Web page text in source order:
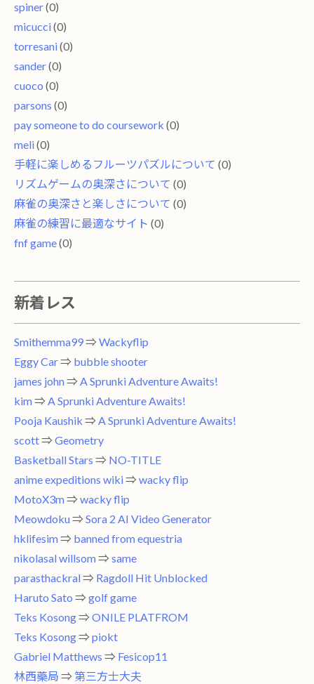
spiner(0)
micucci(0)
torresani(0)
sander(0)
cuoco (0)
parsons (0)
pay someone to do coursework (0)
meli(0)
手軽に楽しめるフルーツパズルについて (0)
リズムゲームの奥深さについて (0)
麻雀の奥深さと楽しさについて (0)
麻雀の練習に最適なサイト (0)
fnf game(0)
新着レス
Smithemma99⇒ Wackyflip
Eggy Car⇒ bubble shooter
james john⇒ A Sprunki Adventure Awaits!
kim⇒ A Sprunki Adventure Awaits!
Pooja Kaushik ⇒ A Sprunki Adventure Awaits!
scott⇒ Geometry
Basketball Stars ⇒ NO-TITLE
anime expeditions wiki⇒ wacky flip
MotoX3m⇒ wacky flip
Meowdoku⇒ Sora 2 AI Video Generator
hklifesim⇒ banned from equestria
nikolasal willsom⇒ same
parasthackral⇒ Ragdoll Hit Unblocked
Haruto Sato ⇒ golf game
Teks Kosong⇒ ONILE PLATFROM
Teks Kosong⇒ piokt
Gabriel Matthews ⇒ Fesicop11
林西藥局 ⇒ 第三方士大夫